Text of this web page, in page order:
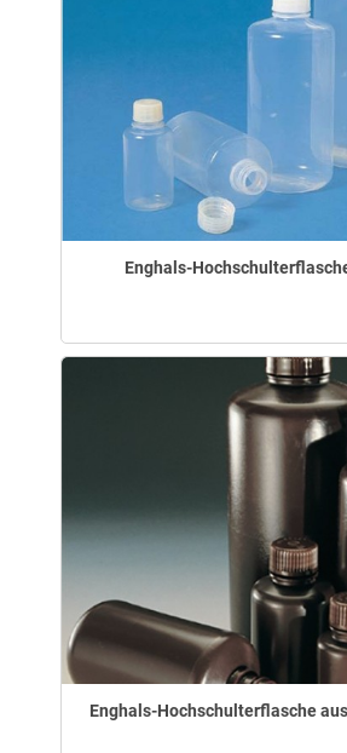
Enghals-
Enghals-Hochschulterflasche